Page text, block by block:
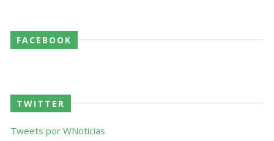
Perfect: SummerSlam 1991 - Intercontinental
Championship Match
Lucha Libre AAA: Verano De Escándalo 2026
Unknown- Jul 26 2026
FACEBOOK
TWITTER
Tweets por WNoticias